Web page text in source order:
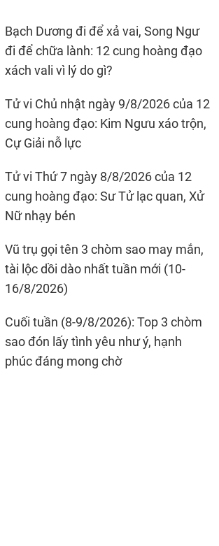
Bạch Dương đi để xả vai, Song Ngư
đi để chữa lành: 12 cung hoàng đạo
xách vali vì lý do gì?
Tử vi Chủ nhật ngày 9/8/2026 của 12
cung hoàng đạo: Kim Ngưu xáo trộn,
Cự Giải nỗ lực
Tử vi Thứ 7 ngày 8/8/2026 của 12
cung hoàng đạo: Sư Tử lạc quan, Xử
Nữ nhạy bén
Vũ trụ gọi tên 3 chòm sao may mắn,
tài lộc dồi dào nhất tuần mới (10-
16/8/2026)
Cuối tuần (8-9/8/2026): Top 3 chòm
sao đón lấy tình yêu như ý, hạnh
phúc đáng mong chờ